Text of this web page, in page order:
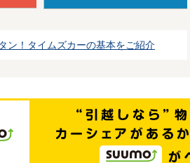
ン！タイムズカーの基本をご紹介